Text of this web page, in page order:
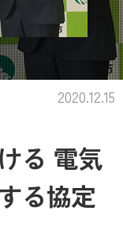
2020.12.15
る 電気
る協定